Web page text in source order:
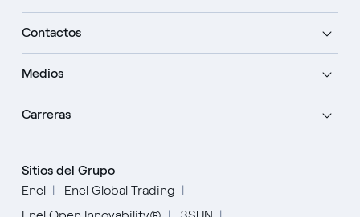
Contactos
Medios
Carreras
Sitios del Grupo
Enel
Enel Global Trading